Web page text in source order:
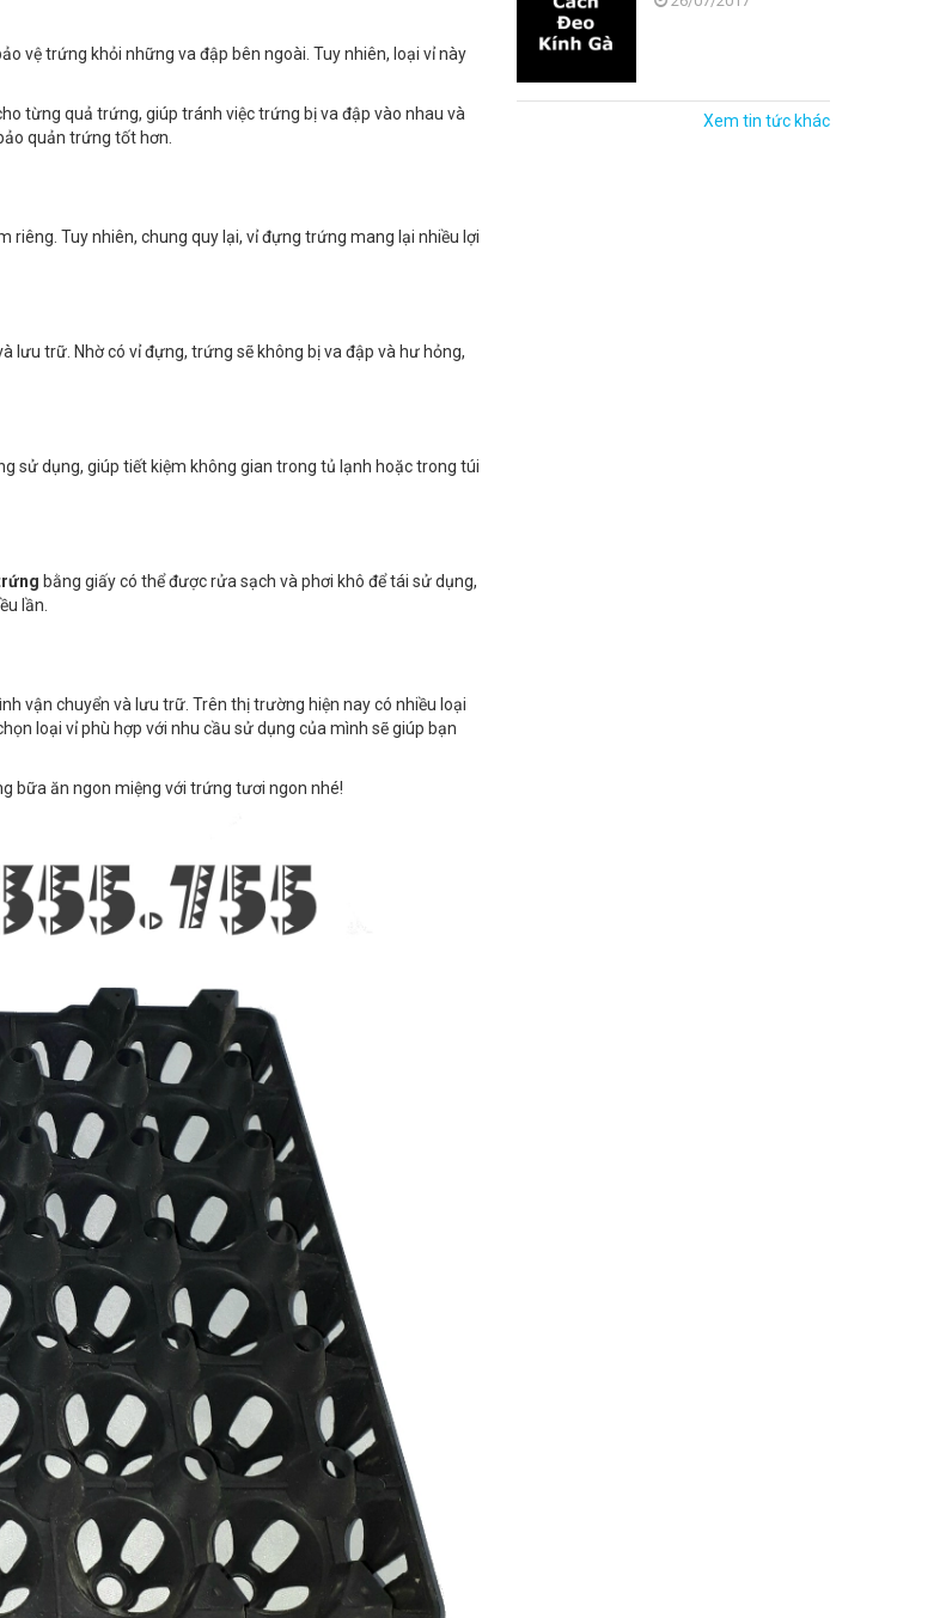
vệ trứng khỏi những va đập bên ngoài. Tuy nhiên, loại vỉ này
từng quả trứng, giúp tránh việc trứng bị va đập vào nhau và
quản trứng tốt hơn.
Tuy nhiên, chung quy lại, vỉ đựng trứng mang lại nhiều lợi
trữ. Nhờ có vỉ đựng, trứng sẽ không bị va đập và hư hỏng,
sử dụng, giúp tiết kiệm không gian trong tủ lạnh hoặc trong túi
bằng giấy có thể được rửa sạch và phơi khô để tái sử dụng,
lần.
vận chuyển và lưu trữ. Trên thị trường hiện nay có nhiều loại
loại vỉ phù hợp với nhu cầu sử dụng của mình sẽ giúp bạn
bữa ăn ngon miệng với trứng tươi ngon nhé!
Xem tin tức khác